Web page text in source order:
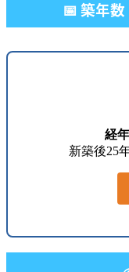
📅 築年
経
新築後25